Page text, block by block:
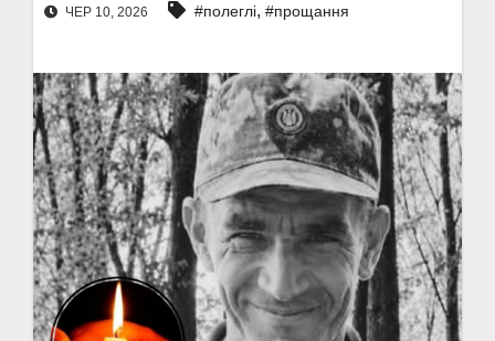
ЧЕР 10, 2026 #полеглі, #прощання